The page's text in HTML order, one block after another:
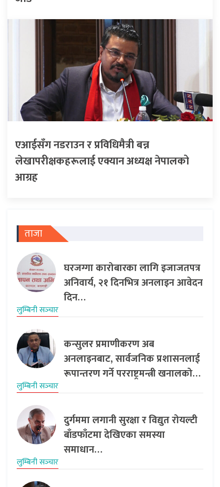
एआईसँग नडराउन र प्रविधिमैत्री बन्न
लेखापरीक्षकहरूलाई एक्यान अध्यक्ष नेपालको
आग्रह
ताजा
घरजग्गा कारोबारका लागि इजाजतपत्र
अनिवार्य, २१ दिनभित्र अनलाइन आवेदन
दिन…
लुम्बिनी सञ्‍चार
कन्सुलर प्रमाणीकरण अब
अनलाइनबाट, सार्वजनिक प्रशासनलाई
रूपान्तरण गर्ने परराष्ट्रमन्त्री खनालको…
लुम्बिनी सञ्‍चार
दुर्गममा लगानी सुरक्षा र विद्युत रोयल्टी
बाँडफाँटमा देखिएका समस्या
समाधान…
लुम्बिनी सञ्‍चार